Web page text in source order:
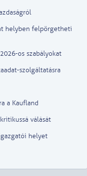
helyben felpörgetheti
os szabályokat
szolgáltatásra
a Kaufland
válását
helyet